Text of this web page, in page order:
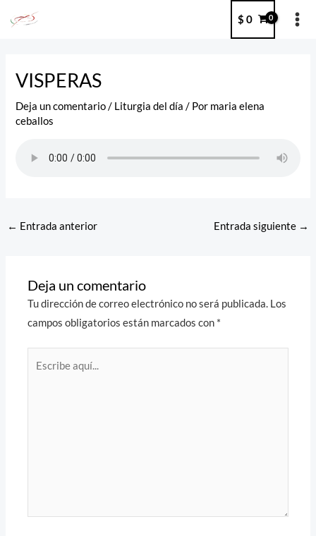
$ 0
VISPERAS
Deja un comentario / Liturgia del día / Por maria elena
ceballos
← Entrada anterior Entrada siguiente →
Deja un comentario
Tu dirección de correo electrónico no será publicada. Los
campos obligatorios están marcados con *